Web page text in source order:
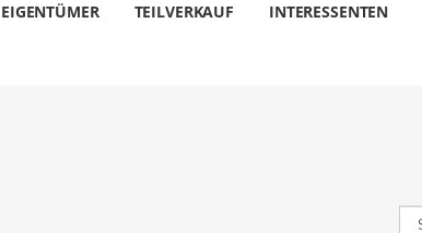
EIGENTÜMER TEILVERKAUF INTERESSENTEN